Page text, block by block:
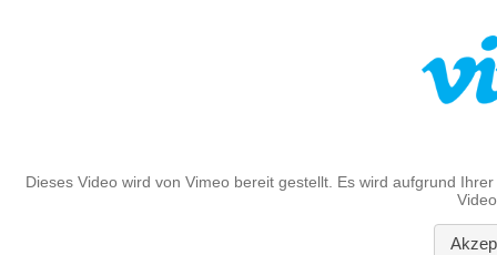
Dieses Video wird von Vimeo bereit gestellt. Es wird aufgrund